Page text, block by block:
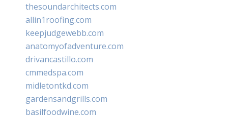
thesoundarchitects.com
allin1roofing.com
keepjudgewebb.com
anatomyofadventure.com
drivancastillo.com
cmmedspa.com
midletontkd.com
gardensandgrills.com
basilfoodwine.com